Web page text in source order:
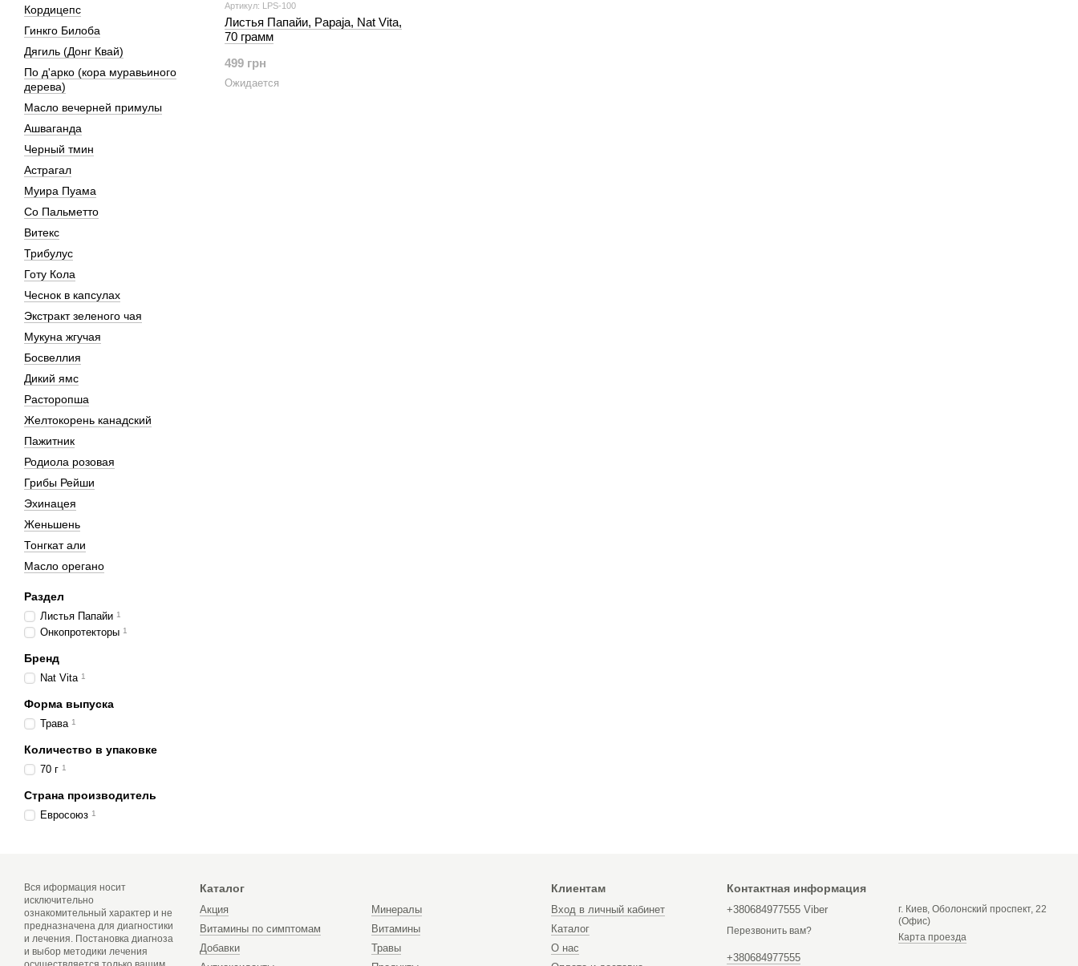
Артикул: LPS-100
Листья Папайи, Papaja, Nat Vita,
70 грамм
499 грн
Ожидается
Кордицепс
Гинкго Билоба
Дягиль (Донг Квай)
По д'арко (кора муравьиного
дерева)
Масло вечерней примулы
Ашваганда
Черный тмин
Астрагал
Муира Пуама
Со Пальметто
Витекс
Трибулус
Готу Кола
Чеснок в капсулах
Экстракт зеленого чая
Мукуна жгучая
Босвеллия
Дикий ямс
Расторопша
Желтокорень канадский
Пажитник
Родиола розовая
Грибы Рейши
Эхинацея
Женьшень
Тонгкат али
Масло орегано
Раздел
Листья Папайи 1
Онкопротекторы 1
Бренд
Nat Vita 1
Форма выпуска
Трава 1
Количество в упаковке
70 г 1
Страна производитель
Евросоюз 1
Вся иформация носит
исключительно
ознакомительный характер и не
предназначена для диагностики
и лечения. Постановка диагноза
и выбор методики лечения
Каталог
Акция
Витамины по симптомам
Добавки
Минералы
Витамины
Травы
Клиентам
Вход в личный кабинет
Каталог
О нас
Контактная информация
+380684977555 Viber
Перезвонить вам?
+380684977555
г. Киев, Оболонский проспект, 22
(Офис)
Карта проезда